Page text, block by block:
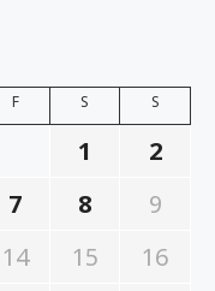
F S S
1
2
7 8
9
14 15
16